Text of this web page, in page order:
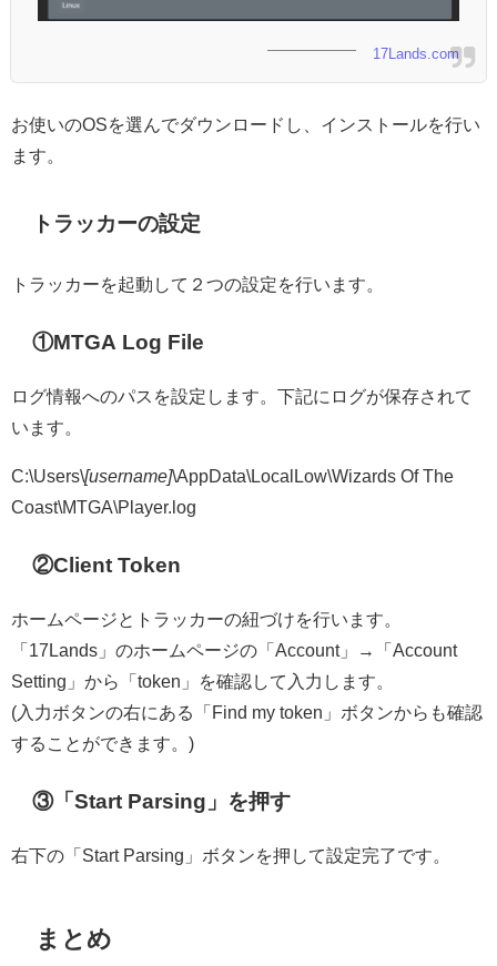
17Lands.com
お使いのOSを選んでダウンロードし、インストールを行い
ます。
トラッカーの設定
トラッカーを起動して２つの設定を行います。
①MTGA Log File
ログ情報へのパスを設定します。下記にログが保存されて
います。
C:\Users\[username]\AppData\LocalLow\Wizards Of The
Coast\MTGA\Player.log
②Client Token
ホームページとトラッカーの紐づけを行います。
「17Lands」のホームページの「Account」→「Account
Setting」から「token」を確認して入力します。
(入力ボタンの右にある「Find my token」ボタンからも確認
することができます。)
③「Start Parsing」を押す
右下の「Start Parsing」ボタンを押して設定完了です。
まとめ